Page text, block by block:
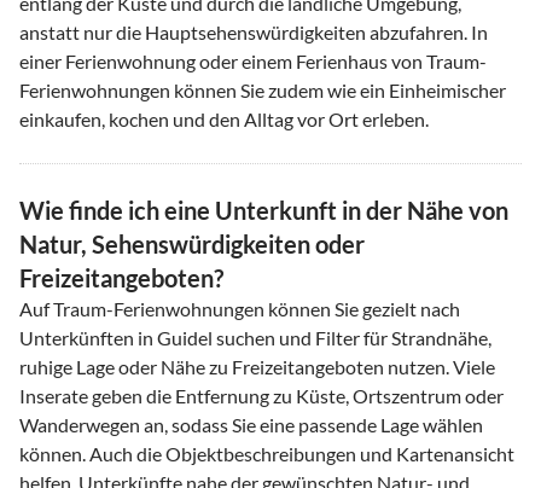
anstatt nur die Hauptsehenswürdigkeiten abzufahren. In
einer Ferienwohnung oder einem Ferienhaus von Traum-
Ferienwohnungen können Sie zudem wie ein Einheimischer
einkaufen, kochen und den Alltag vor Ort erleben.
Wie finde ich eine Unterkunft in der Nähe von
Natur, Sehenswürdigkeiten oder
Freizeitangeboten?
Auf Traum-Ferienwohnungen können Sie gezielt nach
Unterkünften in Guidel suchen und Filter für Strandnähe,
ruhige Lage oder Nähe zu Freizeitangeboten nutzen. Viele
Inserate geben die Entfernung zu Küste, Ortszentrum oder
Wanderwegen an, sodass Sie eine passende Lage wählen
können. Auch die Objektbeschreibungen und Kartenansicht
helfen, Unterkünfte nahe der gewünschten Natur- und